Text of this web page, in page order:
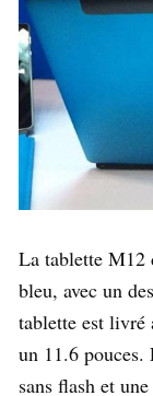
La tablette M12
bleu, avec un
tablette est livré
un 11.6 pouces.
sans flash et